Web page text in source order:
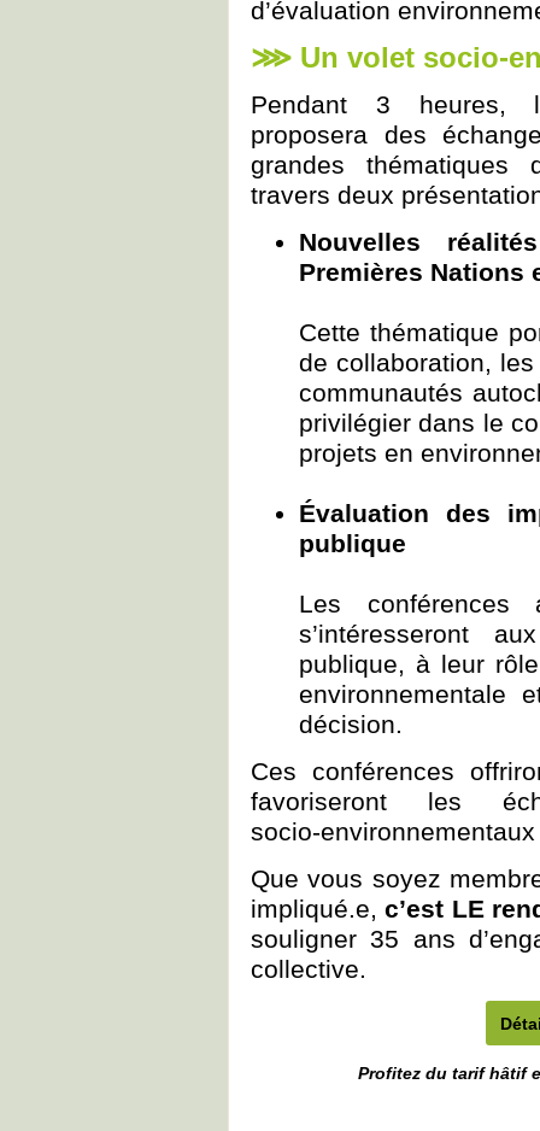
d’évaluation
⋙ Un volet socio-
Pendant 3 heures,
proposera des
grandes thématiques
travers deux
Nouvelles
Premières Nations
Cette thématique
de collaboration,
communautés
privilégier dans le
projets en
Évaluation des
publique
Les conférences
s’intéresseront
publique, à leur
décision.
Ces conférences
favoriseront les
Que vous soyez
impliqué.e,c’est LE
souligner 35 ans
collective.
Profitez du tarif hâtif